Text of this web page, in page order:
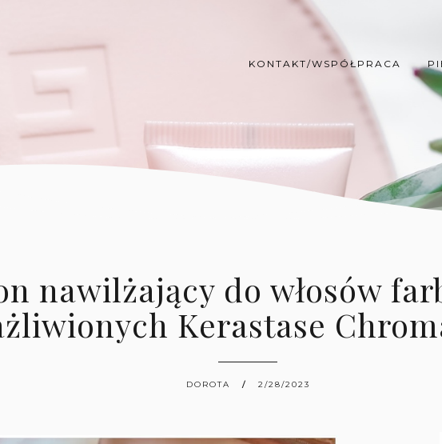
KONTAKT/WSPÓŁPRACA
nawilżający do włosów
Kerastase
DOROTA 2/28/2023